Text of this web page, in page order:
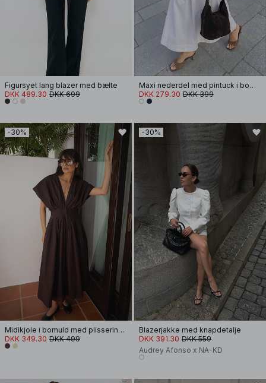
Figursyet lang blazer med bælte
DKK 489.30 DKK 699
Maxi nederdel med pintuck i bomuld
DKK 279.30 DKK 399
-30%
Midikjole i bomuld med plissering og korte ærmer
DKK 349.30 DKK 499
-30%
Blazerjakke med knapdetalje
DKK 391.30 DKK 559
Audrey Afonso x NA-KD